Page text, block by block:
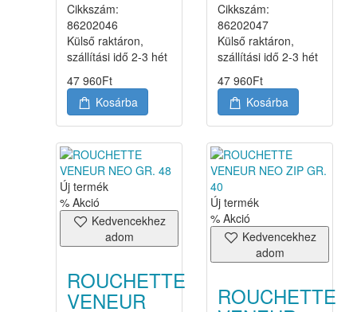
Cikkszám:
86202046
Külső raktáron,
szállítási idő 2-3 hét
47 960Ft
Kosárba
Cikkszám:
86202047
Külső raktáron,
szállítási idő 2-3 hét
47 960Ft
Kosárba
Új termék
% Akció
Kedvencekhez
adom
ROUCHETTE
VENEUR
Új termék
% Akció
Kedvencekhez
adom
ROUCHETTE